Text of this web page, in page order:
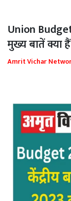
Union
मुख्य बातें क्या
Amrit Vichar